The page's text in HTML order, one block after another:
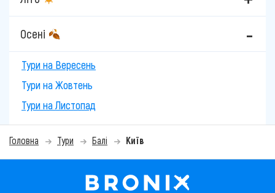
Осені
Тури на Вересень
Тури на Жовтень
Тури на Листопад
Головна Тури Балі Київ